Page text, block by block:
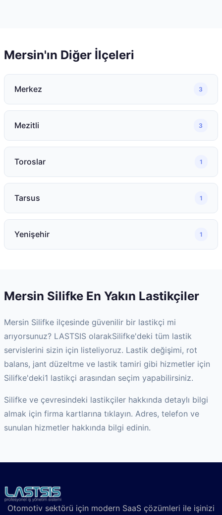
Mersin'ın Diğer İlçeleri
Merkez 3
Mezitli 3
Toroslar 1
Tarsus 1
Yenişehir 1
Mersin Silifke En Yakın Lastikçiler
Mersin Silifke ilçesinde güvenilir bir lastikçi mi
arıyorsunuz? LASTSIS olarakSilifke'deki tüm lastik
servislerini sizin için listeliyoruz. Lastik değişimi, rot
balans, jant düzeltme ve lastik tamiri gibi hizmetler için
Silifke'deki1 lastikçi arasından seçim yapabilirsiniz.
Silifke ve çevresindeki lastikçiler hakkında detaylı bilgi
almak için firma kartlarına tıklayın. Adres, telefon ve
sunulan hizmetler hakkında bilgi edinin.
Otomotiv sektörü için modern SaaS çözümleri ile işinizi